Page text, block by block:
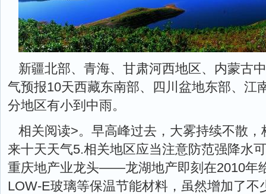
新疆北部、青海、甘肃河西地区、内蒙古
气预报10天西藏东南部、四川盆地东部、江
分地区有小到中雨。
相关阅读>。早高峰过去，大雾持续不散
来十天天气5.相关地区应当注意防范强降水
重庆地产业龙头——龙湖地产即刻在2010年
LOW-E玻璃等保温节能材料，虽然增加了